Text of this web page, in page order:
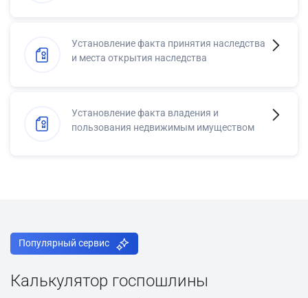
Установление факта принятия наследства
и места открытия наследства
Установление факта владения и
пользования недвижимым имуществом
Популярный сервис
Калькулятор госпошлины